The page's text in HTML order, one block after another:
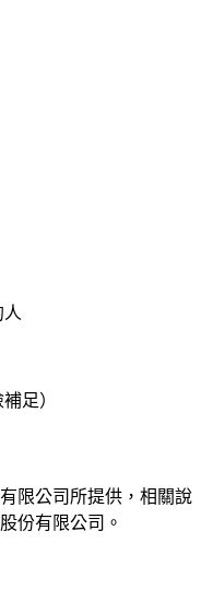
足）
限公司所提供，相關說
份有限公司。